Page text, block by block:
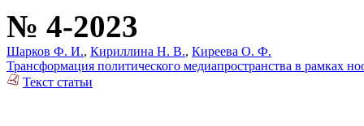
№ 4-2023
Шарков Ф. И., Кириллина Н. В., Киреева О. Ф.
Трансформация политического медиапространства в рамках
Текст статьи